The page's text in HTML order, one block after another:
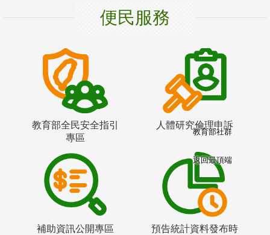
便民服務
教育部全民安全指引
專區
人體研究倫理申訴
補助資訊公開專區
預告統計資料發布時
教育部社群
返回最頂端